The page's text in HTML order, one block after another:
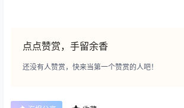
点点赞赏，手留余香
还没有人赞赏，快来当第一个赞赏的人吧！